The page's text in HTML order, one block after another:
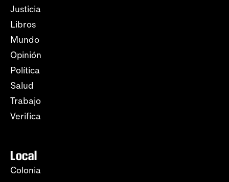
Justicia
Libros
Mundo
Opinión
Política
Salud
Trabajo
Verifica
Local
Colonia